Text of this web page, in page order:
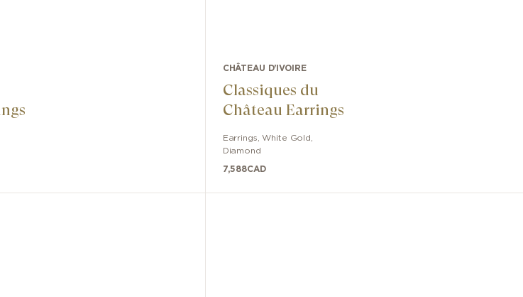
CHÂTEAU D'IVOIRE
Classiques du
Château Earrings
Earrings ,White Gold
Diamond
7,588CAD